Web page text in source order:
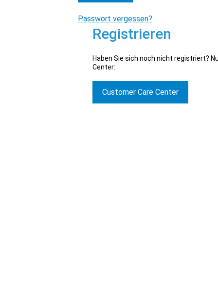
Passwort vergessen?
Registrieren
Haben Sie sich noch nicht registriert?
Center:
Customer Care Center